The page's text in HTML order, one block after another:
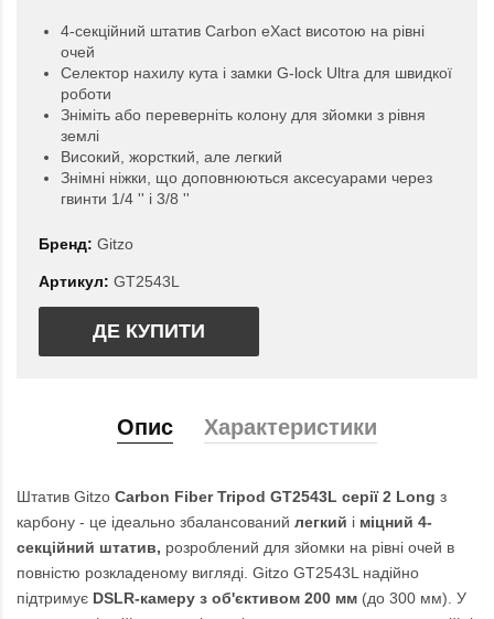
4-секційний штатив Carbon eXact висотою на рівні
очей
Селектор нахилу кута і замки G-lock Ultra для швидкої
роботи
Зніміть або переверніть колону для зйомки з рівня
землі
Високий, жорсткий, але легкий
Знімні ніжки, що доповнюються аксесуарами через
гвинти 1/4 '' і 3/8 ''
Бренд: Gitzo
Артикул: GT2543L
ДЕ КУПИТИ
Опис Характеристики
Штатив Gitzo Carbon Fiber Tripod GT2543L серії 2 Long з
карбону - це ідеально збалансований легкий і міцний 4-
секційний штатив, розроблений для зйомки на рівні очей в
повністю розкладеному вигляді. Gitzo GT2543L надійно
підтримує DSLR-камеру з об'єктивом 200 мм (до 300 мм). У